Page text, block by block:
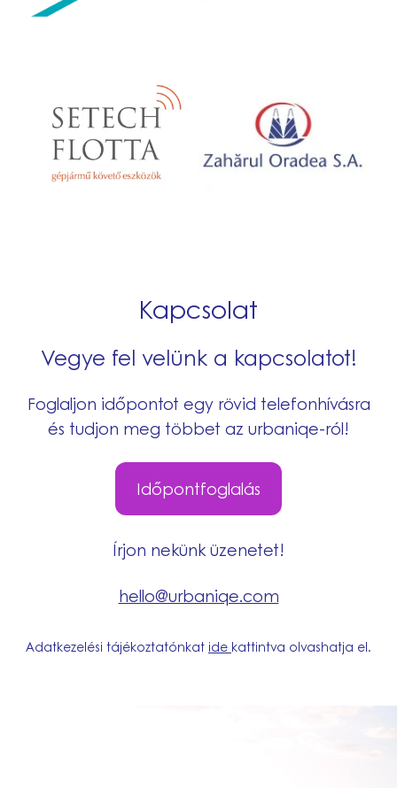
Setech Flotta Kft. ZahÄrul Oradea S.A.
Kapcsolat
Vegye fel velünk a kapcsolatot!
Foglaljon időpontot egy rövid telefonhívásra
és tudjon meg többet az urbaniqe-ról!
Időpontfoglalás
Írjon nekünk üzenetet!
hello@urbaniqe.com
Adatkezelési tájékoztatónkat ide kattintva olvashatja el.